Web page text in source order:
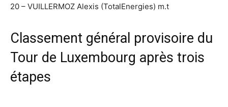
20 – VUILLERMOZ Alexis (TotalEnergies) m.t
Classement général provisoire du
Tour de Luxembourg après trois
étapes